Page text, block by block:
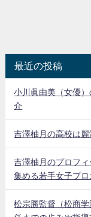
最近の投稿
小川眞由美（女優
介
吉澤柚月の高校は
吉澤柚月のプロフ
集める若手女子プ
松宗勝監督（松商